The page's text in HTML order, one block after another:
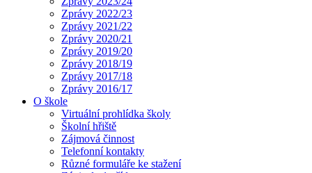
Zprávy 2022/23
Zprávy 2021/22
Zprávy 2020/21
Zprávy 2019/20
Zprávy 2018/19
Zprávy 2017/18
Zprávy 2016/17
O škole
Virtuální prohlídka školy
Školní hřiště
Zájmová činnost
Telefonní kontakty
Různé formuláře ke stažení